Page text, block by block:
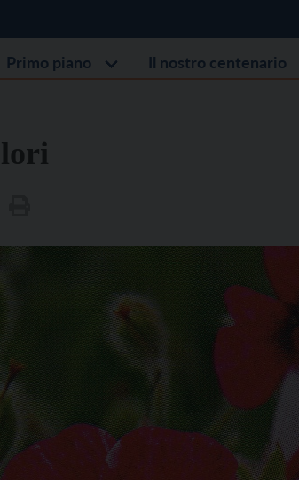
Primo piano Il nostro centenario